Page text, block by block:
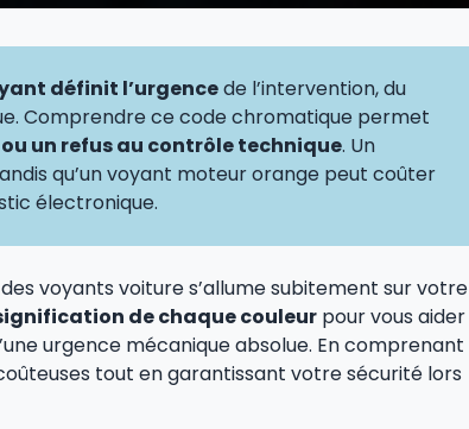
définit l’urgencede l’intervention, du
Comprendre ce code chromatique permet
un refus au contrôle technique. Un
qu’un voyant moteur orange peut coûter
électronique.
voyants voiture s’allume subitement sur votre
de chaque couleur pour vous aider
urgence mécanique absolue. En comprenant
tout en garantissant votre sécurité lors